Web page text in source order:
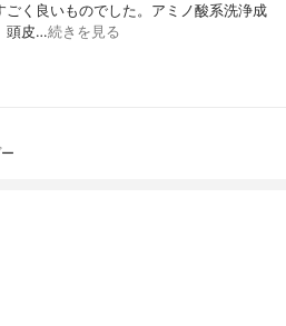
く良いものでした。アミノ酸系洗浄成
頭皮…続きを見る